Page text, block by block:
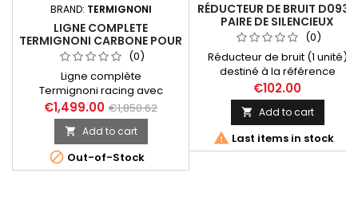
BRAND: TERMIGNONI
LIGNE COMPLETE
TERMIGNONI CARBONE POUR
DUCATI HYPERMOTARD 1100,
1100 EVO, 11100 EVO SP
2008-2013
(0)
Ligne complète
Termignoni racing avec
collecteur inox 2 en 1 et
silencieux carbone équipé
d'un dB-killer (réducteur de
bruit) démontable pour Ducati
Hypermotard 1100 Evo,
€1,499.00 €1,850.62
 Add to cart
 Out-of-Stock
RÉDUCTEUR DE BRUIT D093 -
PAIRE DE SILENCIEUX
TERMIGNONI DUCATI
HYPERMOTRAD 796 /1100
(0)
Réducteur de bruit (1 unité)
destiné à la référence
d'échappement D093 (Paire
de silencieux Termignoni pour
Ducati Hypermotard 796 /1100).
€102.00
 Add to cart
 Last items in stock